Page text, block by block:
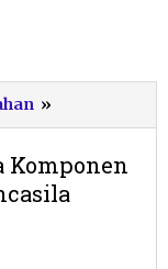
»
Pacitan
Semua
Komponen
Komponen